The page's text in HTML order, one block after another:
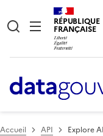
RÉPUBLIQUE
FRANÇAISE
Accueil API Explore